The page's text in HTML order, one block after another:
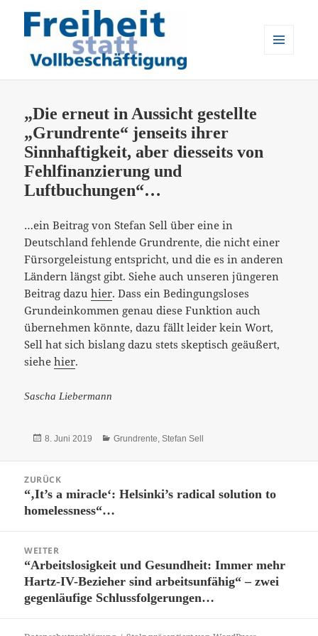
„Die erneut in Aussicht gestellte
„Grundrente“ jenseits ihrer
Sinnhaftigkeit, aber diesseits von
Fehlfinanzierung und
Luftbuchungen“…
…ein Beitrag von Stefan Sell über eine in
Deutschland fehlende Grundrente, die nicht einer
Fürsorgeleistung entspricht, und die es in anderen
Ländern längst gibt. Siehe auch unseren jüngeren
Beitrag dazuhier. Dass ein Bedingungsloses
Grundeinkommen genau diese Funktion auch
übernehmen könnte, dazu fällt leider kein Wort,
Sell hat sich bislang dazu stets skeptisch geäußert,
siehehier.
Sascha Liebermann
Veröffentlicht
8. Juni 2019 Kategorien
Grundrente Stefan Sell
Navigation
ZURÜCK
Vorheriger
Beitrag:
“‚It’s a miracle‘: Helsinki’s radical solution to
homelessness“…
WEITER
Nächster
Beitrag:
“Arbeitslosigkeit und Gesundheit: Immer mehr
Hartz-IV-Bezieher sind arbeitsunfähig“ – zwei
gegenläufige Schlussfolgerungen…